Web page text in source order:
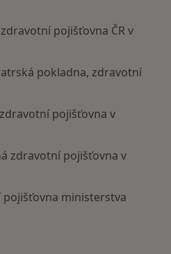
pojišťovna ČR v
pokladna, zdravotní
pojišťovna v
zdravotní pojišťovna v
ministerstva